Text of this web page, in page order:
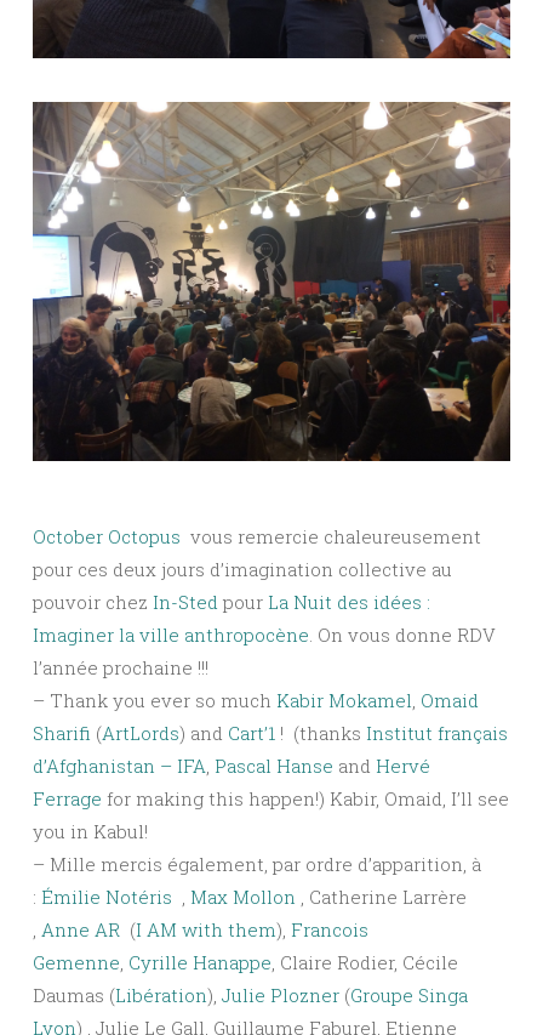
October Octopus vous remercie chaleureusement
pour ces deux jours d’imagination collective au
pouvoir chez In-Sted pour La Nuit des idées :
Imaginer la ville anthropocène . On vous donne RDV
l’année prochaine !!!
– Thank you ever so much Kabir Mokamel Omaid
Sharifi (ArtLords) and Cart’1 ! (thanks Institut français
d’Afghanistan – IFA Pascal Hanse and Hervé
Ferrage for making this happen!) Kabir, Omaid, I’ll see
you in Kabul!
– Mille mercis également, par ordre d’apparition, à
: Émilie Notéris Max Mollon
, Catherine Larrère
Anne AR (I AM with them), Francois
Gemenne Cyrille Hanappe , Claire Rodier, Cécile
Daumas (Libération), Julie Plozner (Groupe Singa
Lyon) , Julie Le Gall, Guillaume Faburel, Etienne